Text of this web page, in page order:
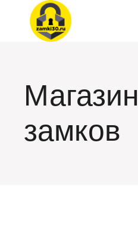
Перейти
содержимому
Магазин
замков